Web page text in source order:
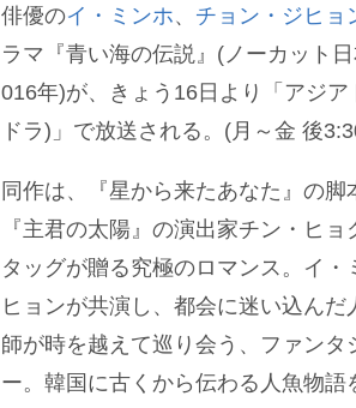
俳優のイ・ミンホ、 チョン・ジヒョ
ラマ『青い海の伝説』(ノーカット
016年)が、きょう16日より「アジ
ドラ)」で放送される。(月～金 後
同作は、『星から来たあなた』の脚
『主君の太陽』の演出家チン・ヒ
タッグが贈る究極のロマンス。イ・
ヒョンが共演し、都会に迷い込んだ
師が時を越えて巡り会う、ファンタ
ー。韓国に古くから伝わる人魚物語